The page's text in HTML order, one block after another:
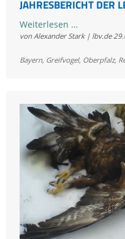
JAHRESBERICHT DER
Weiterlesen …
der
von Alexander Stark | lbv.de
Bayern, Greifvogel, Oberpfalz,